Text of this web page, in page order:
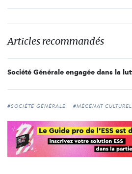
Articles recommandés
#SOCIÉTÉ GÉNÉRALE #MÉCÉNAT CULTUREL